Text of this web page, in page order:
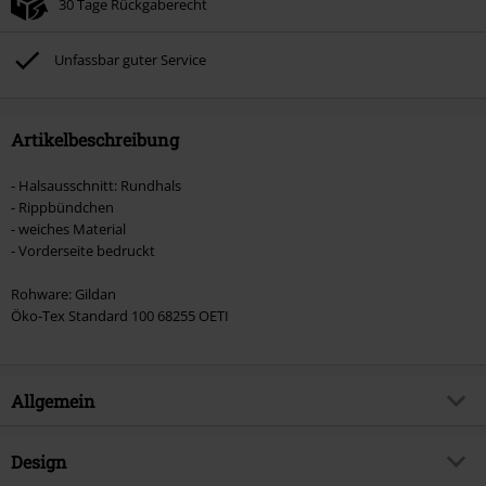
Nicht mit anderen Aktionscodes kombinierbar. Von der Reduzierung
Böhse Onkelz, Broilers, Die Ärzte, Die Toten Hosen, Metality, Gutscheine &
Artikel, die einen Spendenbeitrag beinhalten.
30 Tage Rückgaberecht
Unfassbar guter Service
Artikelbeschreibung
- Halsausschnitt: Rundhals
- Rippbündchen
- weiches Material
- Vorderseite bedruckt
Rohware: Gildan
Öko-Tex Standard 100 68255 OETI
Allgemein
Artikelnummer:
Design